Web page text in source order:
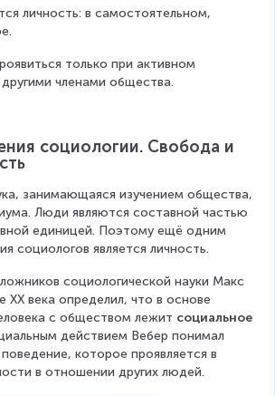
личность: в самостоятельном,
только при активном
членами общества.
социологии. Свобода и
занимающаяся изучением общества,
Люди являются составной частью
единицей. Поэтому ещё одним
социологов является личность.
социологической науки Макс
XX века определил, что в основе
с обществом лежит социальное
действием Вебер понимал
которое проявляется в
в отношении других людей.